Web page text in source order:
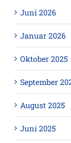
Juni 2026
Januar 2026
Oktober 2025
September
August 2025
Juni 2025